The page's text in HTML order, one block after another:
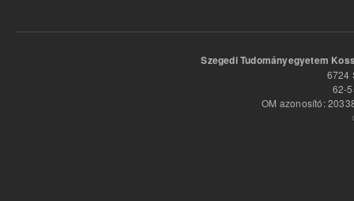
Szegedi Tudományegyetem
6724
62-
OM azonosító: